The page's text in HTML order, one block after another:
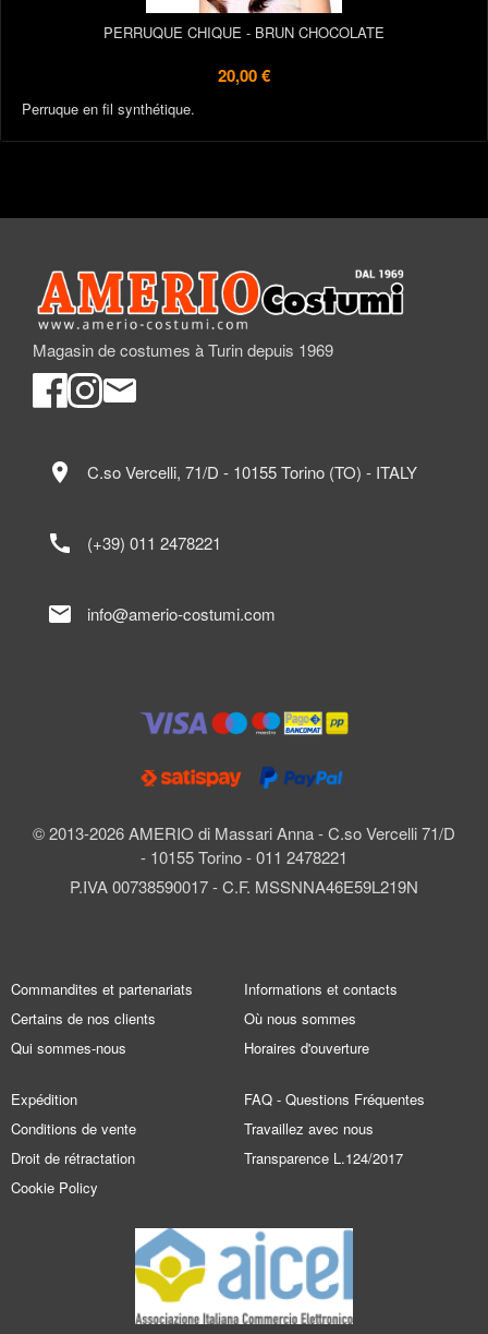
PERRUQUE CHIQUE - BRUN CHOCOLATE
20,00 €
Perruque en fil synthétique.
Magasin de costumes à Turin depuis 1969
© 2013-2026 AMERIO di Massari Anna - C.so Vercelli 71/D
- 10155 Torino - 011 2478221
P.IVA 00738590017 - C.F. MSSNNA46E59L219N
location_on C.so Vercelli, 71/D - 10155 Torino (TO) - ITALY
call (+39) 011 2478221
mail info@amerio-costumi.com
Commandites et partenariats
Certains de nos clients
Qui sommes-nous
Informations et contacts
Où nous sommes
Horaires d'ouverture
Expédition
Conditions de vente
Droit de rétractation
Cookie Policy
FAQ - Questions Fréquentes
Travaillez avec nous
Transparence L.124/2017